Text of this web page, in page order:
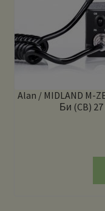
Alan / MIDLAND M-
Би (CB)